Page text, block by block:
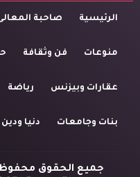
الرئيسية صاحبة
منوعات فن وثقافة
عقارات وبيزنس رياضة
بنات وجامعات دنيا ودين
جميع الحقوق